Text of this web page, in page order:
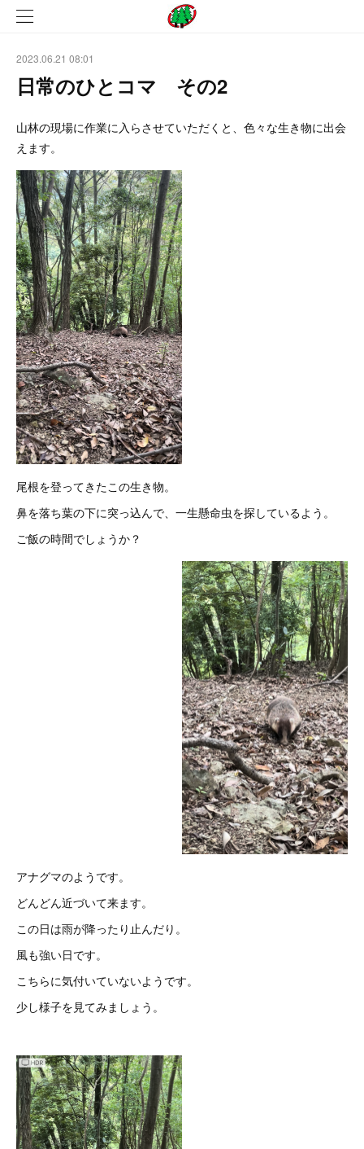
2023.06.21 08:01
日常のひとコマ その2
山林の現場に作業に入らさせていただくと、色々な生き物に出会
えます。
尾根を登ってきたこの生き物。
鼻を落ち葉の下に突っ込んで、一生懸命虫を探しているよう。
ご飯の時間でしょうか？
アナグマのようです。
どんどん近づいて来ます。
この日は雨が降ったり止んだり。
風も強い日です。
こちらに気付いていないようです。
少し様子を見てみましょう。